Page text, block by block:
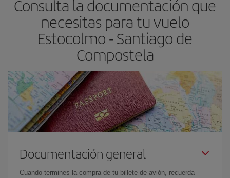
las fechas y los horarios del viaje un poco abiertos, podráselegir
el precio más barato.
Consulta la documentación que
necesitas para tu vuelo
Estocolmo - Santiago de
Compostela
Documentación general
Cuando termines la compra de tu billete de avión, recuerda